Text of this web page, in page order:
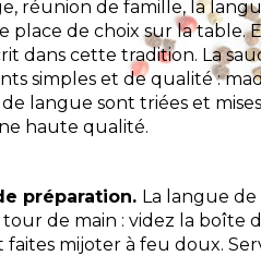
réunion de famille, la
place de choix sur la table.
dans cette tradition. La
simples et de qualité :
de langue sont triées et
haute qualité.
préparation. La langue
de main : videz la boîte
mijoter à feu doux.